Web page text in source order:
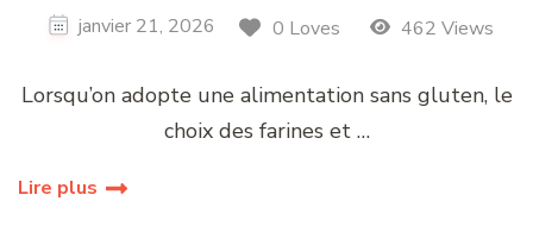
janvier 21, 2026 0 Loves 462 Views
Lorsqu’on adopte une alimentation sans gluten, le
choix des farines et …
Lire plus